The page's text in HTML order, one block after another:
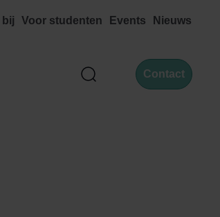
bij Voor studenten Events Nieuws
Zoek Contact